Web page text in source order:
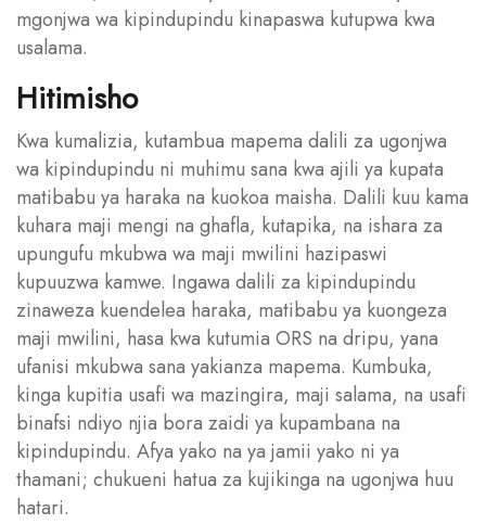
mgonjwa wa kipindupindu kinapaswa kutupwa kwa
usalama.
Hitimisho
Kwa kumalizia, kutambua mapema dalili za ugonjwa
wa kipindupindu ni muhimu sana kwa ajili ya kupata
matibabu ya haraka na kuokoa maisha. Dalili kuu kama
kuhara maji mengi na ghafla, kutapika, na ishara za
upungufu mkubwa wa maji mwilini hazipaswi
kupuuzwa kamwe. Ingawa dalili za kipindupindu
zinaweza kuendelea haraka, matibabu ya kuongeza
maji mwilini, hasa kwa kutumia ORS na dripu, yana
ufanisi mkubwa sana yakianza mapema. Kumbuka,
kinga kupitia usafi wa mazingira, maji salama, na usafi
binafsi ndiyo njia bora zaidi ya kupambana na
kipindupindu. Afya yako na ya jamii yako ni ya
thamani; chukueni hatua za kujikinga na ugonjwa huu
hatari.